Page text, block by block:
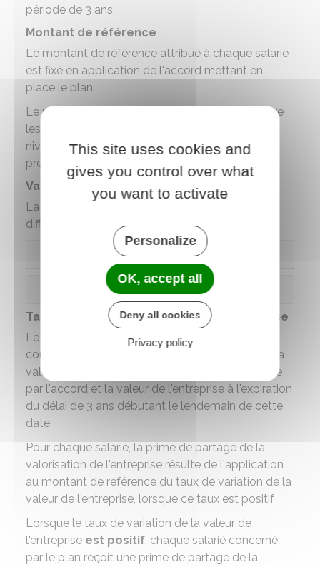
période de 3 ans.
Montant de référence
Le montant de référence attribué à chaque salarié
est fixé en application de l'accord mettant en
place le plan.
Le montant de référence peut être différent entre
les salariés en fonction de la rémunération, du
niveau de classification ou de la durée de travail
prévue à leur contrat de travail.
Valorisation de l'entreprise
La valorisation de l'entreprise est obtenue
différemment selon la forme de l'entreprise :
Dans les entreprises non cotées en bourse
Dans les entreprises cotées en bourse
Taux de variation de la valeur de l'entreprise
Le taux de variation de la valeur de l'entreprise
correspond au taux de variation constaté entre la
valeur de l'entreprise déterminée à une date fixée
par l'accord et la valeur de l'entreprise à l'expiration
du délai de 3 ans débutant le lendemain de cette
date.
Pour chaque salarié, la prime de partage de la
valorisation de l'entreprise résulte de l'application
au montant de référence du taux de variation de la
valeur de l'entreprise, lorsque ce taux est positif
Lorsque le taux de variation de la valeur de
l'entreprise est positif, chaque salarié concerné
par le plan reçoit une prime de partage de la
This site uses cookies and
gives you control over what
you want to activate
Personalize
OK, accept all
Deny all cookies
Privacy policy